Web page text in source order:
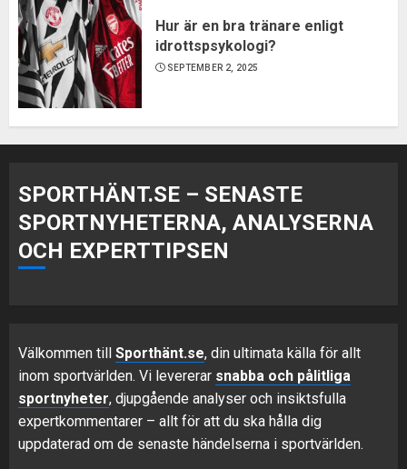
Hur är en bra tränare enligt
idrottspsykologi?
SEPTEMBER 2, 2025
SPORTHÄNT.SE – SENASTE
SPORTNYHETERNA, ANALYSERNA
OCH EXPERTTIPSEN
Välkommen till Sporthänt.se, din ultimata källa för allt
inom sportvärlden. Vi levererar snabba och pålitliga
sportnyheter, djupgående analyser och insiktsfulla
expertkommentarer – allt för att du ska hålla dig
uppdaterad om de senaste händelserna i sportvärlden.